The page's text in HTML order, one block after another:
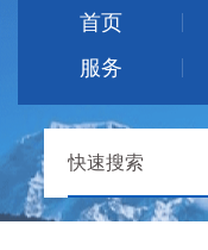
首页
服务